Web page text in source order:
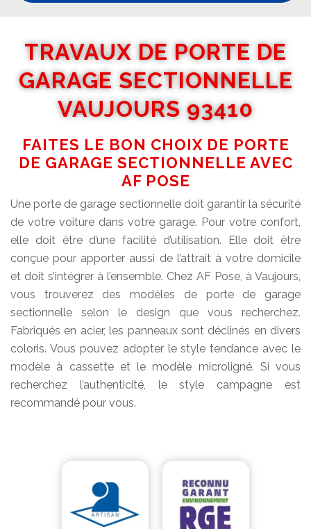
TRAVAUX DE PORTE DE
GARAGE SECTIONNELLE
VAUJOURS 93410
FAITES LE BON CHOIX DE PORTE
DE GARAGE SECTIONNELLE AVEC
AF POSE
Une porte de garage sectionnelle doit garantir la sécurité
de votre voiture dans votre garage. Pour votre confort,
elle doit être d’une facilité d’utilisation. Elle doit être
conçue pour apporter aussi de l’attrait à votre domicile
et doit s’intégrer à l’ensemble. Chez AF Pose, à Vaujours,
vous trouverez des modèles de porte de garage
sectionnelle selon le design que vous recherchez.
Fabriqués en acier, les panneaux sont déclinés en divers
coloris. Vous pouvez adopter le style tendance avec le
modèle à cassette et le modèle microligné. Si vous
recherchez l’authenticité, le style campagne est
recommandé pour vous.